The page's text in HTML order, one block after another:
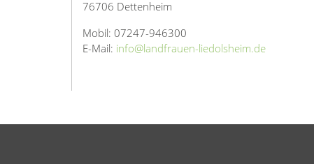
76706 Dettenheim
Mobil: 07247-946300
E-Mail: info@landfrauen-liedolsheim.de